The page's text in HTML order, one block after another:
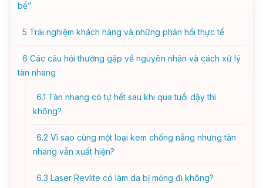
bể”
5 Trải nghiệm khách hàng và những phản hồi thực tế
6 Các câu hỏi thường gặp về nguyên nhân và cách xử lý
tàn nhang
6.1 Tàn nhang có tự hết sau khi qua tuổi dậy thì
không?
6.2 Vì sao cùng một loại kem chống nắng nhưng tàn
nhang vẫn xuất hiện?
6.3 Laser Revlite có làm da bị mỏng đi không?